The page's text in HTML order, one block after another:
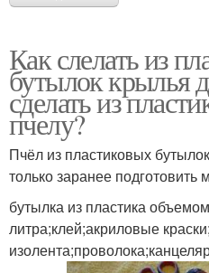
Как слелать из
бутылок крылья
сделать из
пчелу?
Пчёл из пластиковых
только заранее подготовить
бутылка из пластика
литра;клей;акриловые